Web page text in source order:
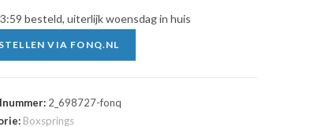
besteld, uiterlijk woensdag in huis
VIA FONQ.NL
2_698727-fonq
Boxsprings